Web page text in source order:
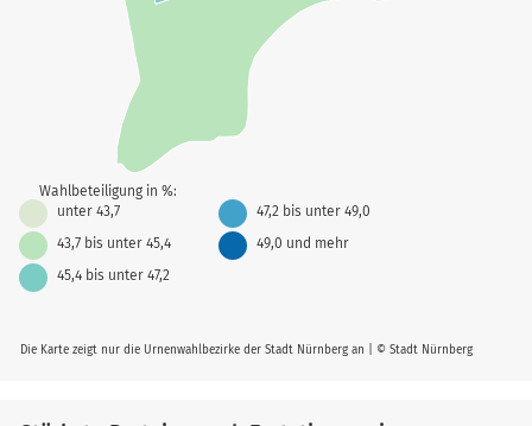
Die Karte zeigt nur die Urnenwahlbezirke der Stadt Nürnberg an | © Stadt Nürnberg
Wahlbeteiligung in %:
unter 43,7
43,7 bis unter 45,4
45,4 bis unter 47,2
47,2 bis unter 49,0
49,0 und mehr